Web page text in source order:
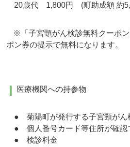
20歳代 1,800円 (町助成額 約
※「子宮頸がん検診無料クーポ
ポン券の提示で無料になります。
医療機関への持参物
● 菊陽町が発行する子宮頸がん
● 個人番号カード等住所が確認
● 検診料金